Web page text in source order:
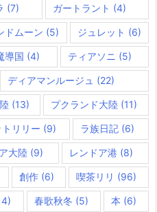
(7) ガートラント (4)
ドムーン (5) ジュレット (6)
導国 (4) ティアソニ (5)
ディアマンルージュ (22)
(13) プクランド大陸 (11)
リリー (9) ラ族日記 (6)
大陸 (9) レンドア港 (8)
創作(6) 喫茶リリ (96)
春歌秋冬 (5) 本 (6)